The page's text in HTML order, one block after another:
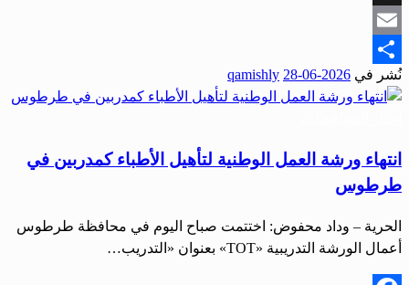
Snapchat
Email
Share
نُشر في 2026-06-28
qamishly
انتهاء ورشة العمل الوطنية لتأهيل الأطباء كمدربين في
طرطوس
الحرية – وداد محفوض: اختتمت صباح اليوم في محافظة طرطوس
أعمال الورشة التدريبية «TOT» بعنوان «التدريب…